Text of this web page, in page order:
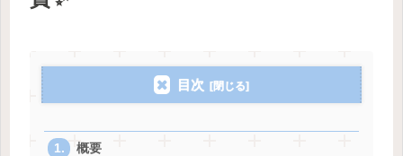
目次
概要